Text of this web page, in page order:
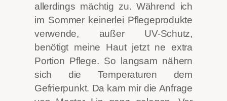
allerdings mächtig zu. Während ich
im Sommer keinerlei Pflegeprodukte
verwende, außer UV-Schutz,
benötigt meine Haut jetzt ne extra
Portion Pflege. So langsam nähern
sich die Temperaturen dem
Gefrierpunkt. Da kam mir die Anfrage